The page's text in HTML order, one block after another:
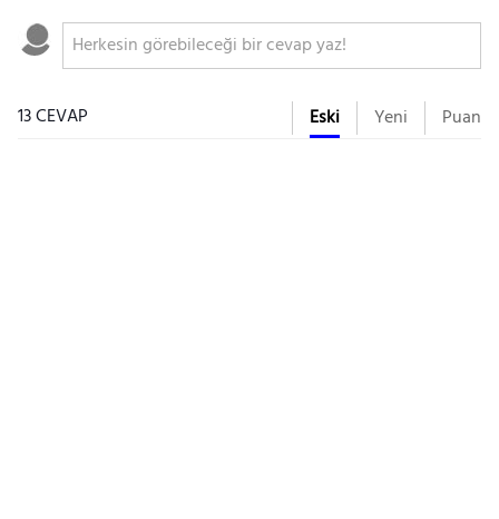
13 CEVAP Eski Yeni Puan